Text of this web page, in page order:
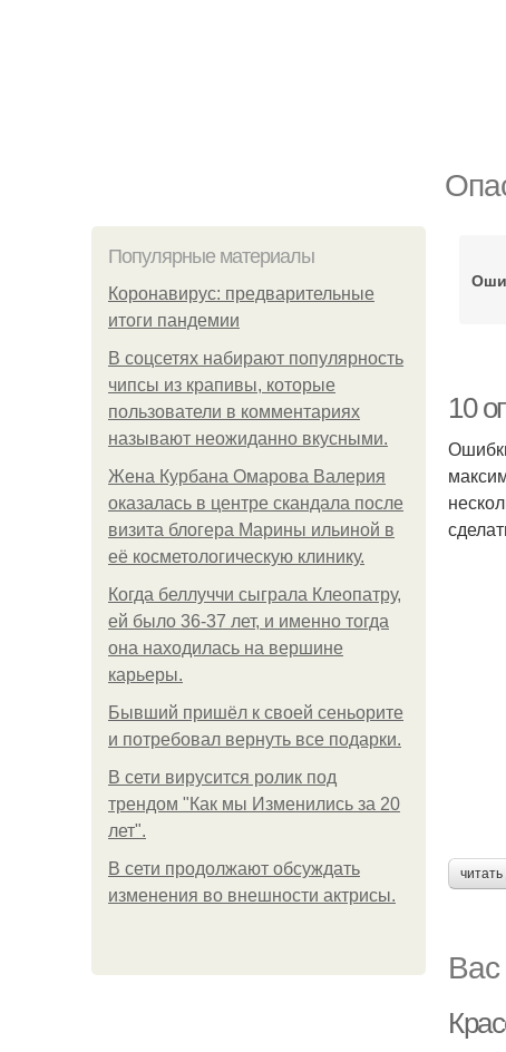
Популярные материалы
Коронавирус: предварительные
итоги пандемии
В соцсетях набирают популярность
чипсы из крапивы, которые
пользователи в комментариях
называют неожиданно вкусными.
Жена Курбана Омарова Валерия
оказалась в центре скандала после
визита блогера Марины ильиной в
её косметологическую клинику.
Когда беллуччи сыграла Клеопатру,
ей было 36-37 лет, и именно тогда
она находилась на вершине
карьеры.
Бывший пришёл к своей сеньорите
и потребовал вернуть все подарки.
В сети вирусится ролик под
трендом "Как мы Изменились за 20
лет".
В сети продолжают обсуждать
изменения во внешности актрисы.
10